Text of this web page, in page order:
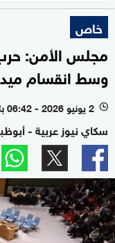
خاص
مجلس الأمن:
وسط انقسام
l 2 يونيو 2026 - 06:42 بتوقيت أبوظبي
سكاي نيوز عربية -